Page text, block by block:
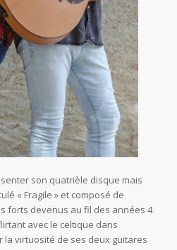
son quatrièle disque mais
« Fragile » et composé de
forts devenus au fil des années 4
avec le celtique dans
virtuosité de ses deux guitares